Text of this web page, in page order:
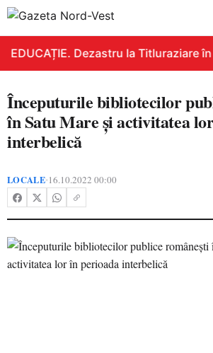
EDUCAȚIE. Dezastru la Titluraziare
Începuturile bibliotecilor
în Satu Mare și activitatea
interbelică
LOCALE•16.10.2022 00:00